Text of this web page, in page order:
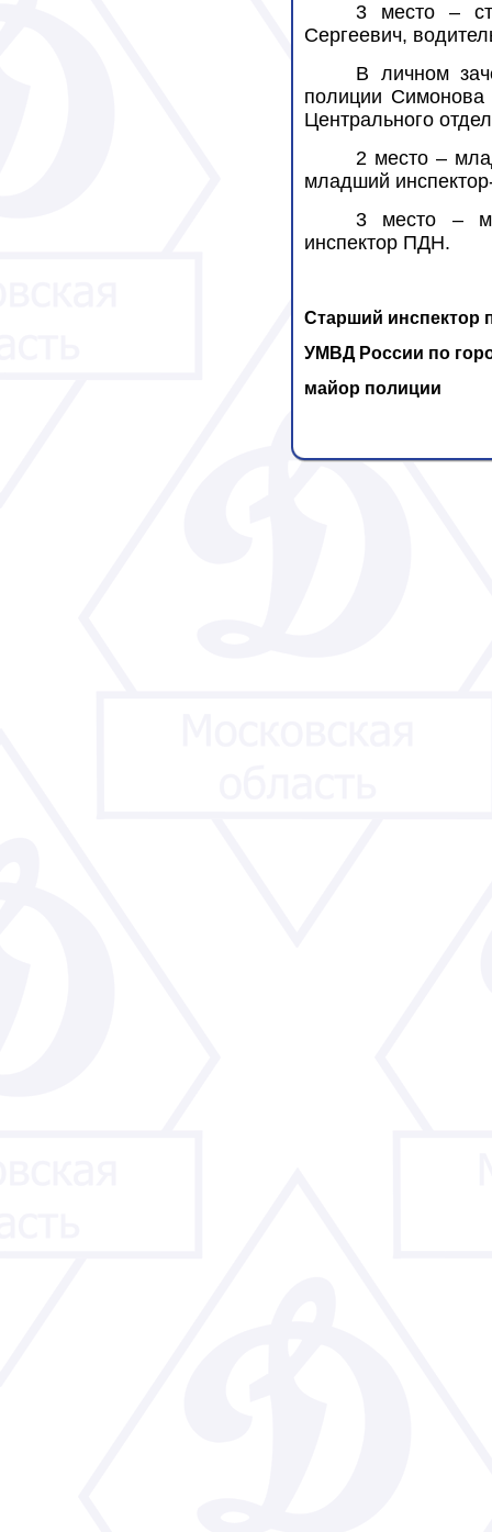
3 место –
Сергеевич,
В личном
полиции Симонова
Центрального
2 место –
младший
3 место –
инспектор ПДН.
Старший инспектор
УМВД России по
майор полиции